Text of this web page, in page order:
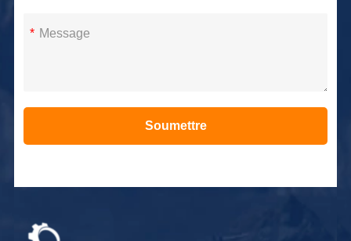
*
Soumettre